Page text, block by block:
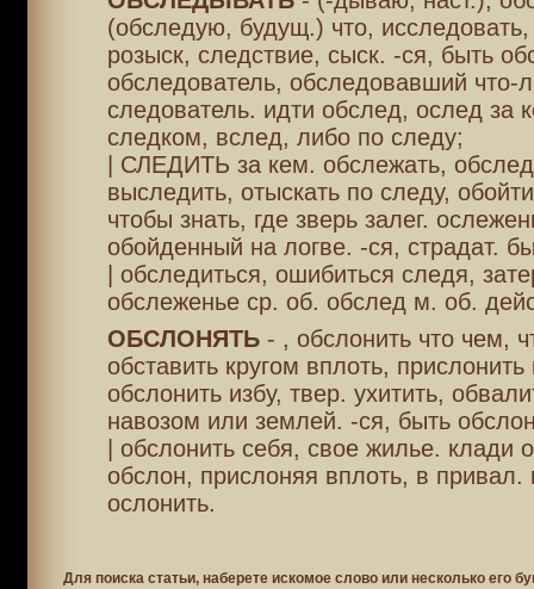
(обследую, будущ.) что, исследовать,
розыск, следствие, сыск. -ся, быть
обследователь, обследовавший что-
следователь. идти обслед, ослед за
следком, вслед, либо по следу;
| СЛЕДИТЬ за кем. обслежать,
выследить, отыскать по следу,
чтобы знать, где зверь залег.
обойденный на логве. -ся, страдат.
| обследиться, ошибиться следя,
обслеженье ср. об. обслед м. об.
ОБСЛОНЯТЬ- , обслонить что чем,
обставить кругом вплоть, прислонить
обслонить избу, твер. ухитить,
навозом или землей. -ся, быть
| обслонить себя, свое жилье. клади
обслон, прислоняя вплоть, в привал.
ослонить.
Для поиска статьи, наберете искомое слово или несколько его